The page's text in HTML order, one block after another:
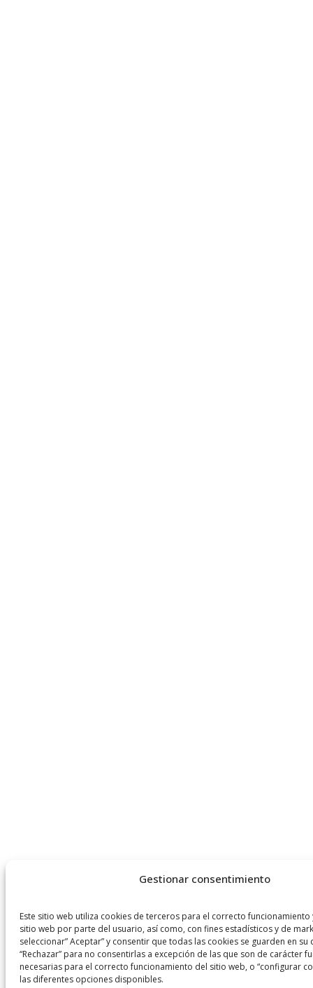
Gestionar consentimiento
Este sitio web utiliza cookies de terceros para el correcto funcionamiento
sitio web por parte del usuario, así como, con fines estadísticos y de
seleccionar” Aceptar” y consentir que todas las cookies se guarden en
“Rechazar” para no consentirlas a excepción de las que son de carácter
necesarias para el correcto funcionamiento del sitio web, o “configurar
las diferentes opciones disponibles.